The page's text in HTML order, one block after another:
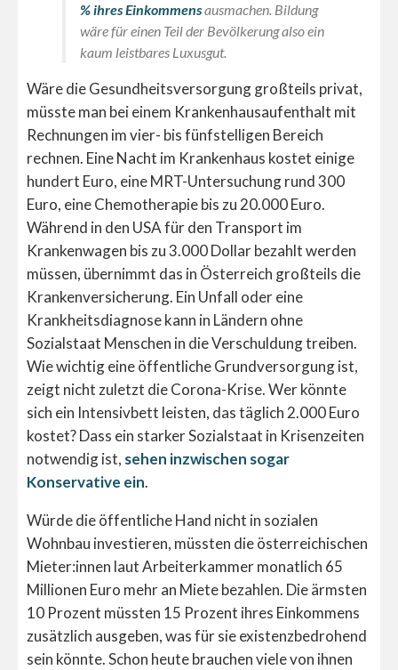
% ihres Einkommensausmachen. Bildung
wäre für einen Teil der Bevölkerung also ein
kaum leistbares Luxusgut.
Wäre die Gesundheitsversorgung großteils privat,
müsste man bei einem Krankenhausaufenthalt mit
Rechnungen im vier- bis fünfstelligen Bereich
rechnen. Eine Nacht im Krankenhaus kostet einige
hundert Euro, eine MRT-Untersuchung rund 300
Euro, eine Chemotherapie bis zu 20.000 Euro.
Während in den USA für den Transport im
Krankenwagen bis zu 3.000 Dollar bezahlt werden
müssen, übernimmt das in Österreich großteils die
Krankenversicherung. Ein Unfall oder eine
Krankheitsdiagnose kann in Ländern ohne
Sozialstaat Menschen in die Verschuldung treiben.
Wie wichtig eine öffentliche Grundversorgung ist,
zeigt nicht zuletzt die Corona-Krise. Wer könnte
sich ein Intensivbett leisten, das täglich 2.000 Euro
kostet? Dass ein starker Sozialstaat in Krisenzeiten
notwendig ist, sehen inzwischen sogar
Konservative ein.
Würde die öffentliche Hand nicht in sozialen
Wohnbau investieren, müssten die österreichischen
Mieter:innen laut Arbeiterkammer monatlich 65
Millionen Euro mehr an Miete bezahlen. Die ärmsten
10 Prozent müssten 15 Prozent ihres Einkommens
zusätzlich ausgeben, was für sie existenzbedrohend
sein könnte. Schon heute brauchen viele von ihnen